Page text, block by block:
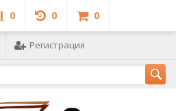
0 0 0
Регистрация